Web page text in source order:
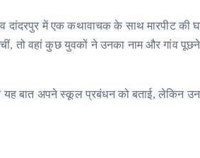
दांदरपुर में एक कथावाचक के साथ मारपीट की
तो वहां कुछ युवकों ने उनका नाम और गांव
यह बात अपने स्कूल प्रबंधन को बताई, लेकिन